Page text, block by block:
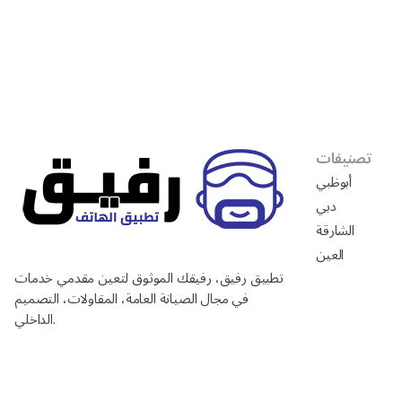
تطبيق رفيق، رفيقك الموثوق لتعين مقدمي خدمات
في مجال الصيانة العامة، المقاولات، التصميم
الداخلي.
تصنيفات
أبوظبي
دبي
الشارقة
العين